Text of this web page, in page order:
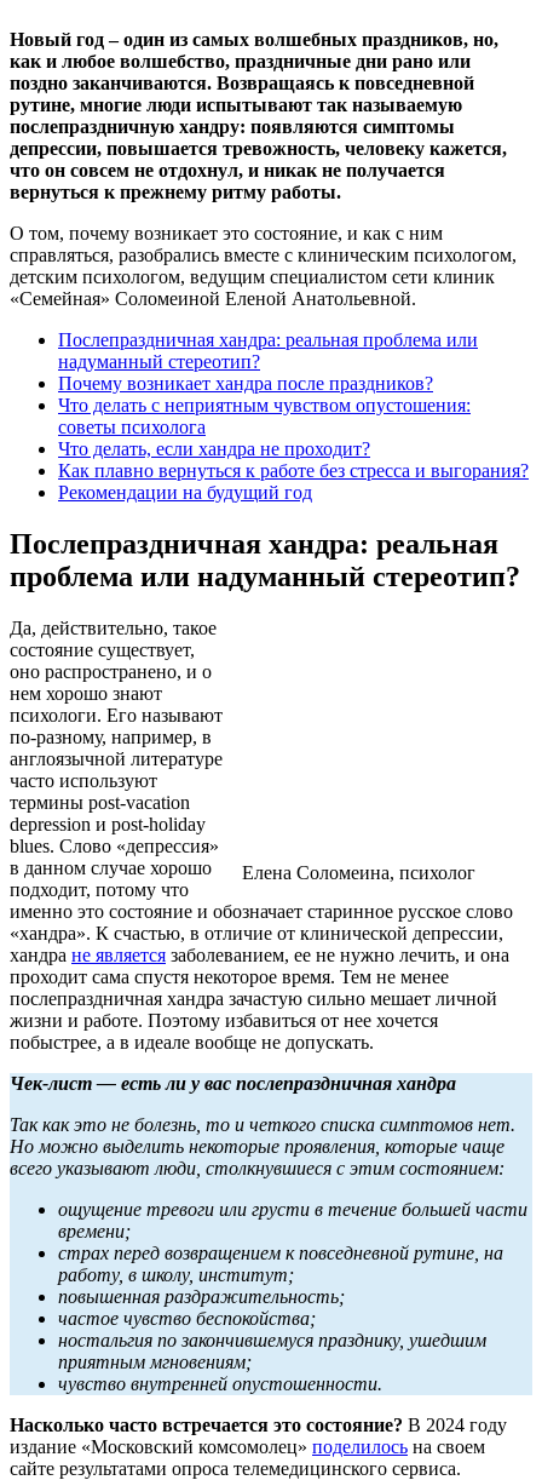
Новый год – один из самых волшебных праздников, но,
как и любое волшебство, праздничные дни рано или
поздно заканчиваются. Возвращаясь к повседневной
рутине, многие люди испытывают так называемую
послепраздничную хандру: появляются симптомы
депрессии, повышается тревожность, человеку кажется,
что он совсем не отдохнул, и никак не получается
вернуться к прежнему ритму работы.
О том, почему возникает это состояние, и как с ним
справляться, разобрались вместе с клиническим психологом,
детским психологом, ведущим специалистом сети клиник
«Семейная» Соломеиной Еленой Анатольевной.
Послепраздничная хандра: реальная проблема или
надуманный стереотип?
Почему возникает хандра после праздников?
Что делать с неприятным чувством опустошения:
советы психолога
Что делать, если хандра не проходит?
Как плавно вернуться к работе без стресса и выгорания?
Рекомендации на будущий год
Послепраздничная хандра: реальная
проблема или надуманный стереотип?
Елена Соломеина, психолог
Да, действительно, такое
состояние существует,
оно распространено, и о
нем хорошо знают
психологи. Его называют
по-разному, например, в
англоязычной литературе
часто используют
термины post-vacation
depression и post-holiday
blues. Слово «депрессия»
в данном случае хорошо
подходит, потому что
именно это состояние и обозначает старинное русское слово
«хандра». К счастью, в отличие от клинической депрессии,
хандра не является заболеванием, ее не нужно лечить, и она
проходит сама спустя некоторое время. Тем не менее
послепраздничная хандра зачастую сильно мешает личной
жизни и работе. Поэтому избавиться от нее хочется
побыстрее, а в идеале вообще не допускать.
Чек-лист — есть ли у вас послепраздничная хандра
Так как это не болезнь, то и четкого списка симптомов нет.
Но можно выделить некоторые проявления, которые чаще
всего указывают люди, столкнувшиеся с этим состоянием:
ощущение тревоги или грусти в течение большей части
времени;
страх перед возвращением к повседневной рутине, на
работу, в школу, институт;
повышенная раздражительность;
частое чувство беспокойства;
ностальгия по закончившемуся празднику, ушедшим
приятным мгновениям;
чувство внутренней опустошенности.
Насколько часто встречается это состояние? В 2024 году
издание «Московский комсомолец» поделилось на своем
сайте результатами опроса телемедицинского сервиса.